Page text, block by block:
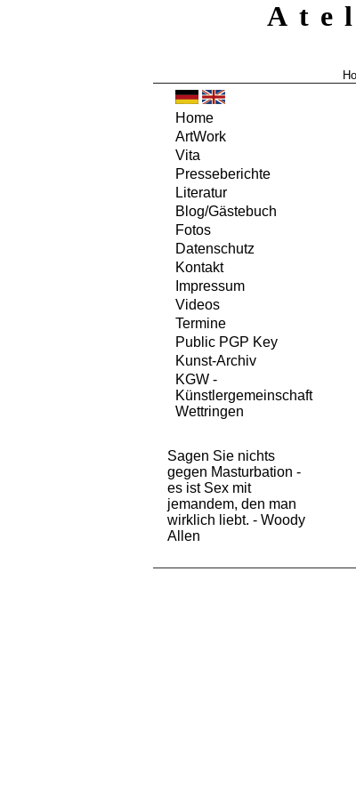
Home
ArtWork
Vita
Presseberichte
Literatur
Blog/Gästebuch
Fotos
Datenschutz
Kontakt
Impressum
Videos
Termine
Public PGP Key
Kunst-Archiv
KGW -
Künstlergemeinschaft
Wettringen
Sagen Sie nichts
gegen Masturbation -
es ist Sex mit
jemandem, den man
wirklich liebt. - Woody
Allen